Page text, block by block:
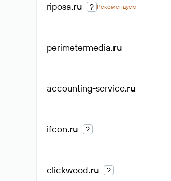
riposa.ru ? Рекомендуем
perimetermedia.ru
accounting-service.ru
ifcon.ru ?
clickwood.ru ?